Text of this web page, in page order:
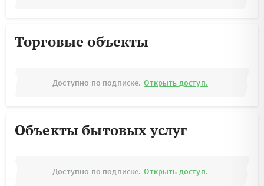
Торговые объекты
Доступно по подписке. Открыть доступ.
Объекты бытовых услуг
Доступно по подписке. Открыть доступ.